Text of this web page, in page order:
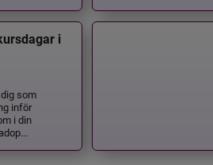
i
som
inför
i din